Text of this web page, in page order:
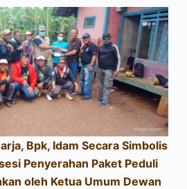
Bpk, Idam Secara Simbolis
Penyerahan Paket Peduli
oleh Ketua Umum Dewan